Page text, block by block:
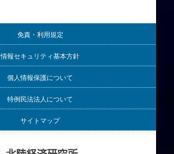
免責・利用規定
情報セキュリティ基本方針
個人情報保護について
特例民法法人について
サイトマップ